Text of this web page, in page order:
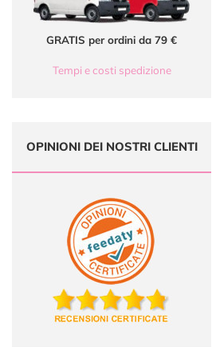
GRATIS per ordini da 79 €
Tempi e costi spedizione
OPINIONI DEI NOSTRI CLIENTI